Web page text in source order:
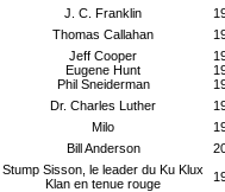
J. C. Franklin
Thomas Callahan
Jeff Cooper
Eugene Hunt
Phil Sneiderman
Dr. Charles Luther
Milo
Bill Anderson
Stump Sisson, le leader du Ku Klux
Klan en tenue rouge